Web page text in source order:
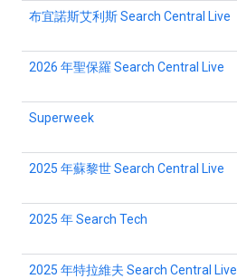
布宜諾斯艾利斯 Search Central Live
2026 年聖保羅 Search Central Live
Superweek
2025 年蘇黎世 Search Central Live
2025 年 Search Tech
2025 年特拉維夫 Search Central Live